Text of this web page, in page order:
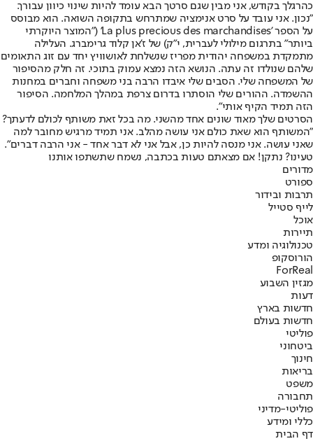
כהרגלך בקודש, אני מבין שגם סרטך הבא עומד להיות שינוי כיוון עבורך.
"נכון. אני עובד על סרט אנימציה שמתרחש בתקופה השואה. הוא מבוסס
על הספר 'La plus precious des marchandises' ("המוצר היוקרתי
ביותר" בתרגום מילולי לעברית, י"ק) של ז'אן קלוד גרימברג. העלילה
מתמקדת במשפחה יהודית מפריז שנשלחת לאושוויץ יחד עם זוג התאומים
שלהם שנולדו זה עתה. הנושא הזה נמצא עמוק בתוכי. זה חלק מהסיפור
של המשפחה שלי. הסבים שלי איבדו הרבה בני משפחה וחברים במחנות
ההשמדה. ההורים שלי הוסתרו בדרום צרפת במהלך המלחמה. הסיפור
הזה תמיד הקיף אותי".
הסרטים שלך מאוד שונים אחד מהשני. מה בכל זאת משותף לכולם לדעתך?
"המשותף הוא שאת כולם אני עושה מהלב. אני תמיד מרגיש מחובר למה
שאני עושה. אני מנסה להיות כן, אבל אני לא דבר אחד - אני הרבה דברים".
טעינו? נתקן! אם מצאתם טעות בכתבה, נשמח שתשתפו אותנו
מדורים
ספורט
תרבות ובידור
לייף סטייל
אוכל
תיירות
טכנולוגיה ומדע
הורוסקופ
ForReal
מגזין השבוע
דעות
חדשות בארץ
חדשות בעולם
פוליטי
ביטחוני
חינוך
בריאות
משפט
תחבורה
פוליטי-מדיני
כללי ומידע
דף הבית